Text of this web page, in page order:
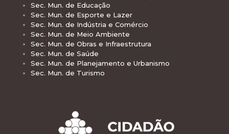
Sec. Mun. de Educação
Sec. Mun. de Esporte e Lazer
Sec. Mun. de Indústria e Comércio
Sec. Mun. de Meio Ambiente
Sec. Mun. de Obras e Infraestrutura
Sec. Mun. de Saúde
Sec. Mun. de Planejamento e Urbanismo
Sec. Mun. de Turismo